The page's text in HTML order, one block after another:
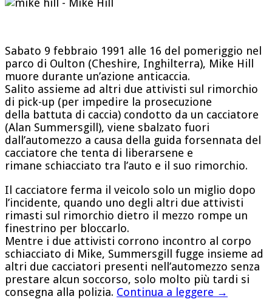
Sabato 9 febbraio 1991 alle 16 del pomeriggio nel
parco di Oulton (Cheshire, Inghilterra), Mike Hill
muore durante un’azione anticaccia.
Salito assieme ad altri due attivisti sul rimorchio
di pick-up (per impedire la prosecuzione
della battuta di caccia) condotto da un cacciatore
(Alan Summersgill), viene sbalzato fuori
dall’automezzo a causa della guida forsennata del
cacciatore che tenta di liberarsene e
rimane schiacciato tra l’auto e il suo rimorchio.
Il cacciatore ferma il veicolo solo un miglio dopo
l’incidente, quando uno degli altri due attivisti
rimasti sul rimorchio dietro il mezzo rompe un
finestrino per bloccarlo.
Mentre i due attivisti corrono incontro al corpo
schiacciato di Mike, Summersgill fugge insieme ad
altri due cacciatori presenti nell’automezzo senza
prestare alcun soccorso, solo molto più tardi si
consegna alla polizia. Continua a leggere →